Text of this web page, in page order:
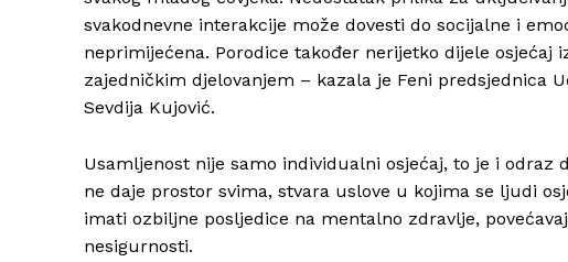
svakodnevne interakcije može dovesti do socijalne i
neprimijećena. Porodice također nerijetko dijele
zajedničkim djelovanjem – kazala je Feni predsjednica
Sevdija Kujović.
Usamljenost nije samo individualni osjećaj, to je i
ne daje prostor svima, stvara uslove u kojima se ljudi
imati ozbiljne posljedice na mentalno zdravlje,
nesigurnosti.